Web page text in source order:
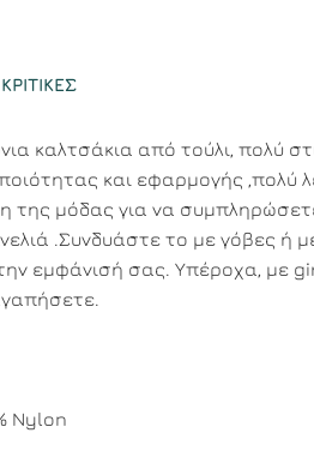
ΚΡΙΤΙΚΈΣ
καλτσάκια από τούλι, πολύ
ποιότητας και εφαρμογής ,πολύ
της μόδας για να
.Συνδυάστε το με γόβες ή
εμφάνισή σας. Υπέροχα, με
Nylon